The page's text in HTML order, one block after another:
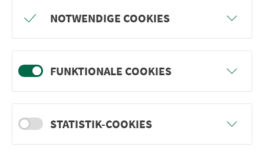
Prospekt mit In­for­ma­ti­onen, Te­le­fon­num­
NOTWENDIGE COOKIES
FUNKTIONALE COOKIES
STATISTIK-COOKIES